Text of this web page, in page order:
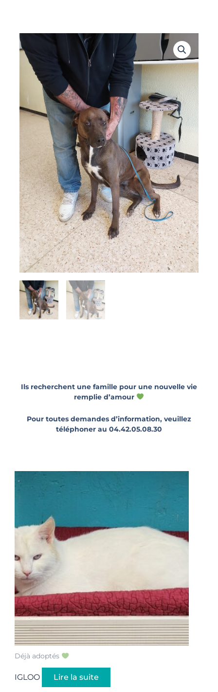
Ils recherchent une famille pour une nouvelle vie
remplie d’amour
Pour toutes demandes d’information, veuillez
téléphoner au 04.42.05.08.30
Déjà adoptés
IGLOO Lire la suite